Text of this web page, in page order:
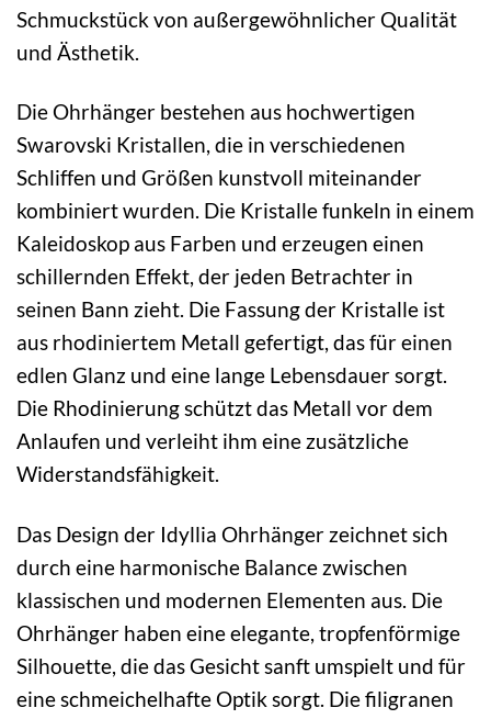
Schmuckstück von außergewöhnlicher Qualität
und Ästhetik.
Die Ohrhänger bestehen aus hochwertigen
Swarovski Kristallen, die in verschiedenen
Schliffen und Größen kunstvoll miteinander
kombiniert wurden. Die Kristalle funkeln in einem
Kaleidoskop aus Farben und erzeugen einen
schillernden Effekt, der jeden Betrachter in
seinen Bann zieht. Die Fassung der Kristalle ist
aus rhodiniertem Metall gefertigt, das für einen
edlen Glanz und eine lange Lebensdauer sorgt.
Die Rhodinierung schützt das Metall vor dem
Anlaufen und verleiht ihm eine zusätzliche
Widerstandsfähigkeit.
Das Design der Idyllia Ohrhänger zeichnet sich
durch eine harmonische Balance zwischen
klassischen und modernen Elementen aus. Die
Ohrhänger haben eine elegante, tropfenförmige
Silhouette, die das Gesicht sanft umspielt und für
eine schmeichelhafte Optik sorgt. Die filigranen